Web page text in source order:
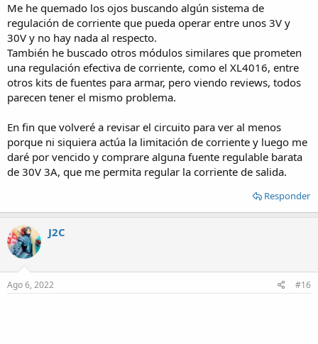
Me he quemado los ojos buscando algún sistema de
regulación de corriente que pueda operar entre unos 3V y
30V y no hay nada al respecto.
También he buscado otros módulos similares que prometen
una regulación efectiva de corriente, como el XL4016, entre
otros kits de fuentes para armar, pero viendo reviews, todos
parecen tener el mismo problema.
En fin que volveré a revisar el circuito para ver al menos
porque ni siquiera actúa la limitación de corriente y luego me
daré por vencido y comprare alguna fuente regulable barata
de 30V 3A, que me permita regular la corriente de salida.
Responder
J2C
Ago 6, 2022 #16